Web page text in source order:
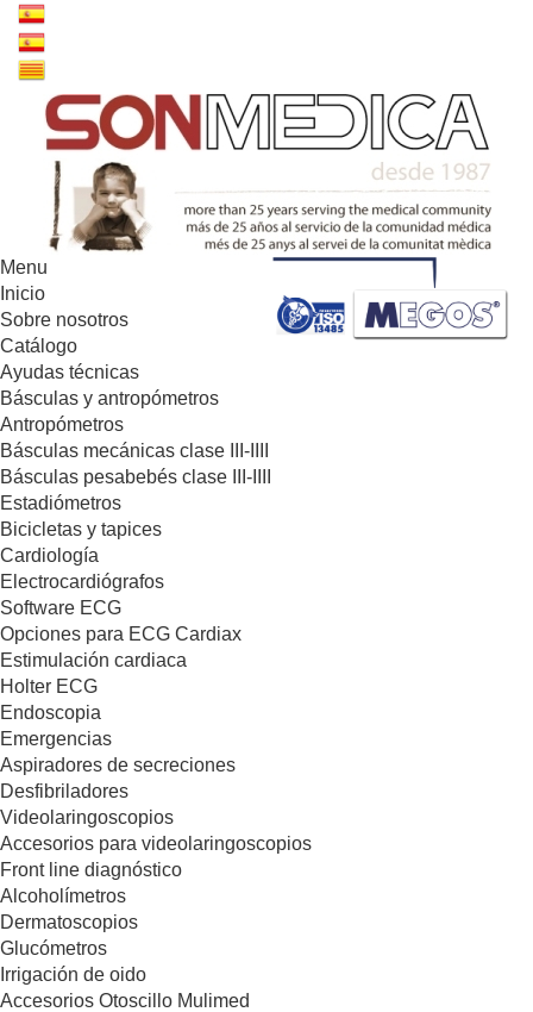
Menu
Inicio
Sobre nosotros
Catálogo
Ayudas técnicas
Básculas y antropómetros
Antropómetros
Básculas mecánicas clase III-IIII
Básculas pesabebés clase III-IIII
Estadiómetros
Bicicletas y tapices
Cardiología
Electrocardiógrafos
Software ECG
Opciones para ECG Cardiax
Estimulación cardiaca
Holter ECG
Endoscopia
Emergencias
Aspiradores de secreciones
Desfibriladores
Videolaringoscopios
Accesorios para videolaringoscopios
Front line diagnóstico
Alcoholímetros
Dermatoscopios
Glucómetros
Irrigación de oido
Accesorios Otoscillo Mulimed